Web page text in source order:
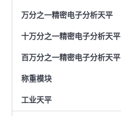
万分之一精密电子分析天平
十万分之一精密电子分析天平
百万分之一精密电子分析天平
称重模块
工业天平